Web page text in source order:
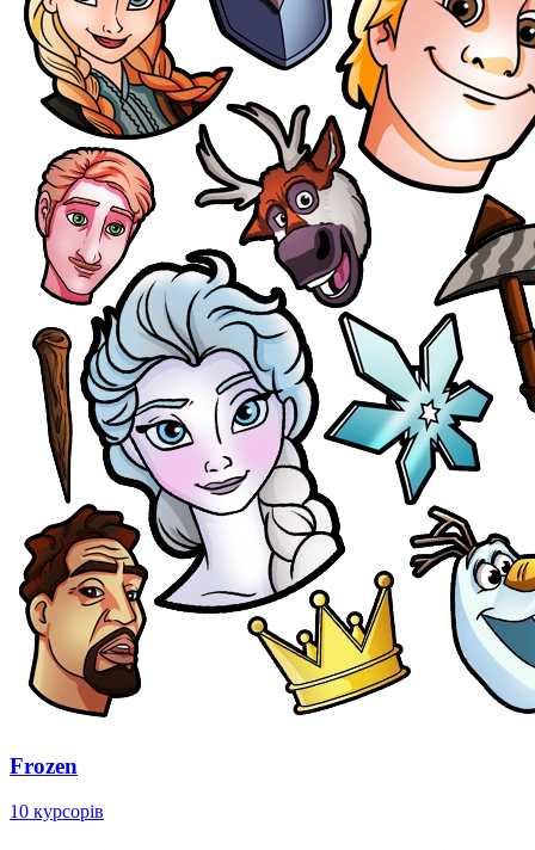
Frozen
10 курсорів